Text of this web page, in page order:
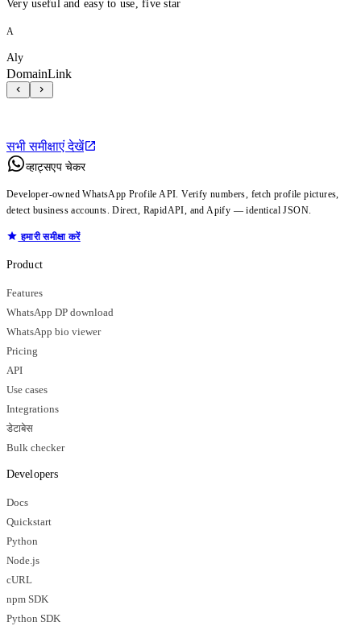
Very useful and easy to use, five star
A
Aly
DomainLink
सभी समीक्षाएं देखें
व्हाट्सएप चेकर
Developer-owned WhatsApp Profile API. Verify numbers, fetch profile pictures,
detect business accounts. Direct, RapidAPI, and Apify — identical JSON.
हमारी समीक्षा करें
Product
Features
WhatsApp DP download
WhatsApp bio viewer
Pricing
API
Use cases
Integrations
डेटाबेस
Bulk checker
Developers
Docs
Quickstart
Python
Node.js
cURL
npm SDK
Python SDK